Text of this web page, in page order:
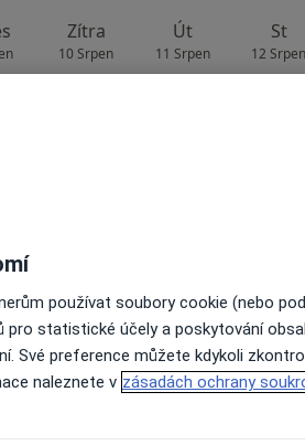
Zítra
10 Srpen
Út
11 Srpen
St
12 Srpen
adresy s možnosti online
používat soubory cookie (nebo
pro statistické účely a poskytování
Své preference můžete kdykoli
naleznete v zásadách ochrany